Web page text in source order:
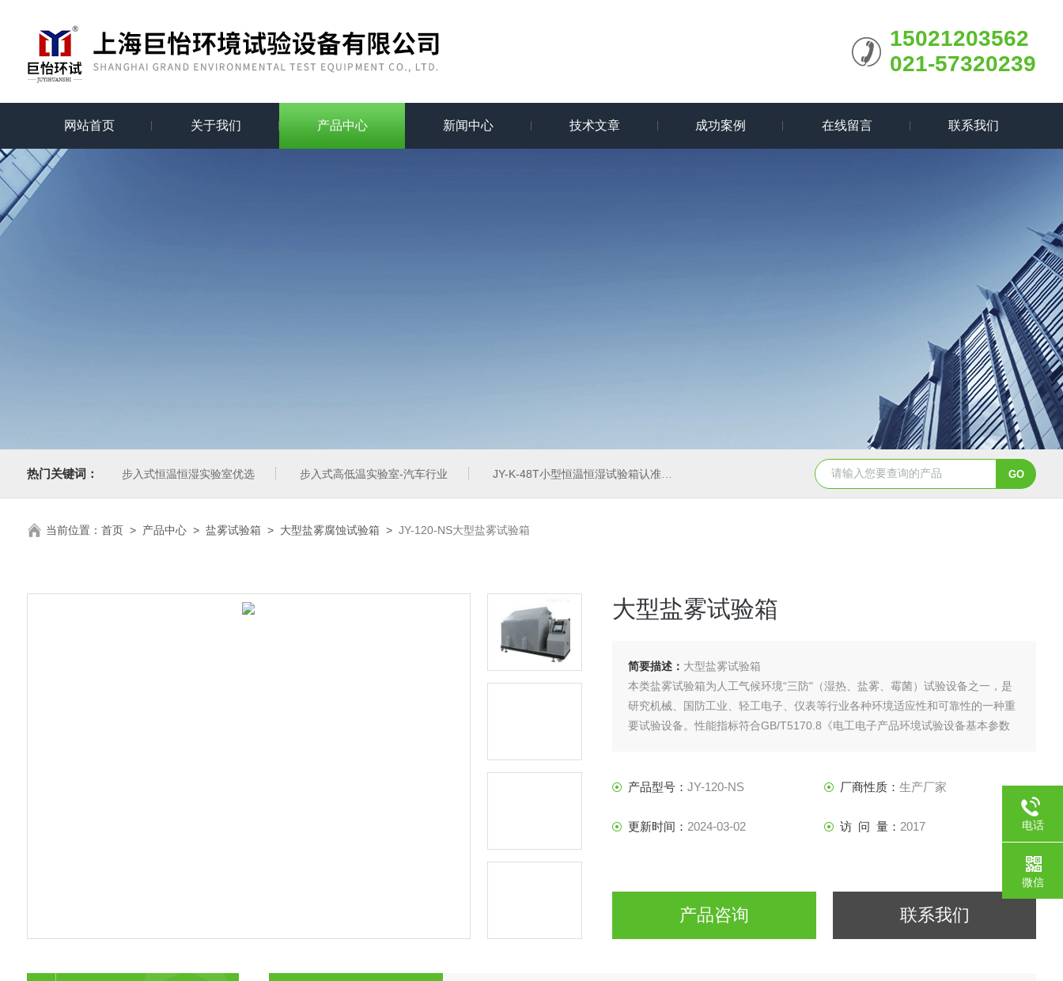
15021203562
021-57320239
网站首页 关于我们 产品中心 新闻中心 技术文章 成功案例 在线留言 联系我们
热门关键词： 步入式恒温恒湿实验室优选 步入式高低温实验室-汽车行业 JY-K-48T小型恒温恒湿试验箱认准巨怡环试 JY-K-48T小型恒温恒湿试验箱半导体行业专用 JY-K-
当前位置： 首页> 产品中心> 盐雾试验箱 > 大型盐雾腐蚀试验箱 > JY-120-NS大型盐雾试验箱
大型盐雾试验箱
简要描述： 大型盐雾试验箱
本类盐雾试验箱为人工气候环境“三防"（湿热、盐雾、霉菌）试验设备之一，是
研究机械、国防工业、轻工电子、仪表等行业各种环境适应性和可靠性的一种重
要试验设备。性能指标符合GB/T5170.8《电工电子产品环境试验设备基本参数
验。
产品型号：JY-120-NS 厂商性质：生产厂家
更新时间： 2024-03-02 访 问 量： 2017
产品咨询 联系我们
电话
微信